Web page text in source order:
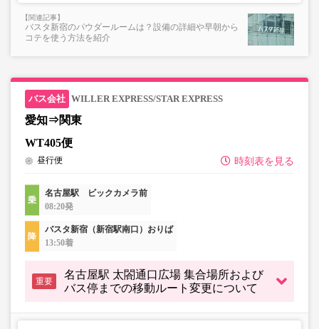
・在庫の状況はリアルタイムの表示ではございません。
※売り切れの場合でも残数が表示される場合がありま
す。
・一部取り扱いのない停留所がある場合がございます。
ントタイプでのご用意となります。
・増便や車両整備等の都合により、予告なく車両・シート
ださい。
バスタ新宿のパウダールームは？設備の詳細や早朝から
コテを使う方法を紹介
WILLER EXPRESS/STAR EXPRESS
愛知⇒関東
WT405便
時刻表を見る
昼行便
名古屋駅 ビックカメラ前
08:20発
バスタ新宿（新宿駅南口）おりば
13:50着
重要
名古屋駅 太閤通口広場 集合場所および
バス停までの移動ルート変更について